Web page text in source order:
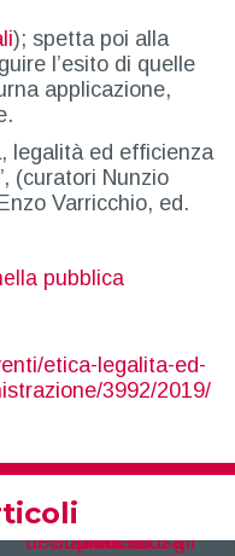
); spetta poi alla
l’esito di quelle
applicazione,
legalità ed efficienza
(curatori Nunzio
Varricchio, ed.
pubblica
etica-legalita-ed-
3992/2019/